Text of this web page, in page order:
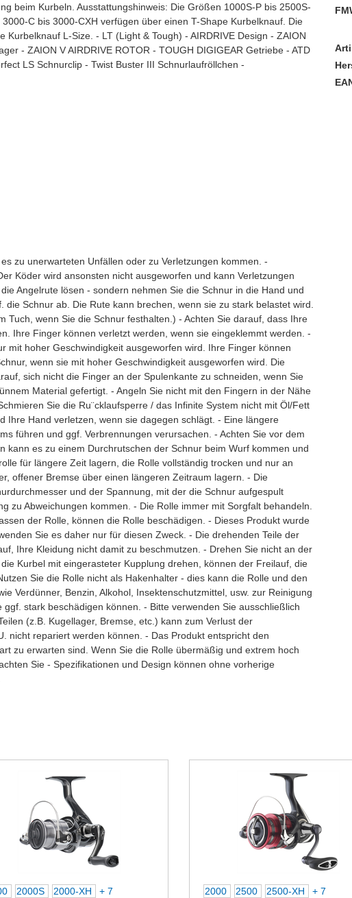
beim Kurbeln. Ausstattungshinweis: Die Größen 1000S-P bis 2500S-
C bis 3000-CXH verfügen über einen T-Shape Kurbelknauf. Die
L-Size. - LT (Light & Tough) - AIRDRIVE Design - ZAION
- ZAION V AIRDRIVE ROTOR - TOUGH DIGIGEAR Getriebe - ATD
LS Schnurclip - Twist Buster III Schnurlaufröllchen -
zu unerwarteten Unfällen oder zu Verletzungen kommen. -
Köder wird ansonsten nicht ausgeworfen und kann Verletzungen
Angelrute lösen - sondern nehmen Sie die Schnur in die Hand und
Schnur ab. Die Rute kann brechen, wenn sie zu stark belastet wird.
Tuch, wenn Sie die Schnur festhalten.) - Achten Sie darauf, dass Ihre
Ihre Finger können verletzt werden, wenn sie eingeklemmt werden. -
mit hoher Geschwindigkeit ausgeworfen wird. Ihre Finger können
wenn sie mit hoher Geschwindigkeit ausgeworfen wird. Die
sich nicht die Finger an der Spulenkante zu schneiden, wenn Sie
Material gefertigt. - Angeln Sie nicht mit den Fingern in der Nähe
Sie die Ru¨cklaufsperre / das Infinite System nicht mit Öl/Fett
Ihre Hand verletzen, wenn sie dagegen schlägt. - Eine längere
führen und ggf. Verbrennungen verursachen. - Achten Sie vor dem
kann es zu einem Durchrutschen der Schnur beim Wurf kommen und
für längere Zeit lagern, die Rolle vollständig trocken und nur an
offener Bremse über einen längeren Zeitraum lagern. - Die
und der Spannung, mit der die Schnur aufgespult
zu Abweichungen kommen. - Die Rolle immer mit Sorgfalt behandeln.
der Rolle, können die Rolle beschädigen. - Dieses Produkt wurde
Sie es daher nur für diesen Zweck. - Die drehenden Teile der
Ihre Kleidung nicht damit zu beschmutzen. - Drehen Sie nicht an der
Kurbel mit eingerasteter Kupplung drehen, können der Freilauf, die
Sie die Rolle nicht als Hakenhalter - dies kann die Rolle und den
Verdünner, Benzin, Alkohol, Insektenschutzmittel, usw. zur Reinigung
stark beschädigen können. - Bitte verwenden Sie ausschließlich
(z.B. Kugellager, Bremse, etc.) kann zum Verlust der
nicht repariert werden können. - Das Produkt entspricht den
zu erwarten sind. Wenn Sie die Rolle übermäßig und extrem hoch
Sie - Spezifikationen und Design können ohne vorherige
2000S 2000-XH
+ 7
2000 2500 2500-XH
+ 7